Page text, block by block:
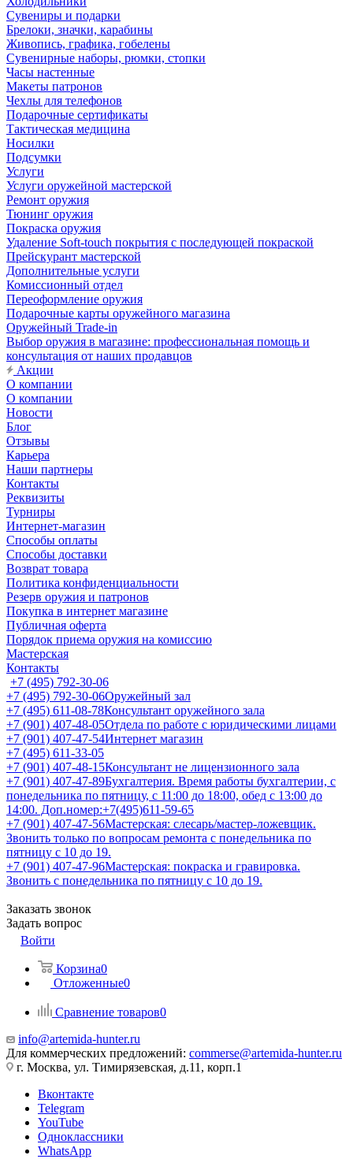
Сувениры и подарки
Брелоки, значки, карабины
Живопись, графика, гобелены
Сувенирные наборы, рюмки, стопки
Часы настенные
Макеты патронов
Чехлы для телефонов
Подарочные сертификаты
Тактическая медицина
Носилки
Подсумки
Услуги
Услуги оружейной мастерской
Ремонт оружия
Тюнинг оружия
Покраска оружия
Удаление Soft-touch покрытия с последующей покраской
Прейскурант мастерской
Дополнительные услуги
Комиссионный отдел
Переоформление оружия
Подарочные карты оружейного магазина
Оружейный Trade-in
Выбор оружия в магазине: профессиональная помощь и
консультация от наших продавцов
Акции
О компании
О компании
Новости
Блог
Отзывы
Карьера
Наши партнеры
Контакты
Реквизиты
Турниры
Интернет-магазин
Способы оплаты
Способы доставки
Возврат товара
Политика конфиденциальности
Резерв оружия и патронов
Покупка в интернет магазине
Публичная оферта
Порядок приема оружия на комиссию
Мастерская
Контакты
+7 (495) 792-30-06
+7 (495) 792-30-06Оружейный зал
+7 (495) 611-08-78Консультант оружейного зала
+7 (901) 407-48-05Отдела по работе с юридическими лицами
+7 (901) 407-47-54Интернет магазин
+7 (495) 611-33-05
+7 (901) 407-48-15Консультант не лицензионного зала
+7 (901) 407-47-89Бухгалтерия. Время работы бухгалтерии, с
понедельника по пятницу, с 11:00 до 18:00, обед с 13:00 до
14:00. Доп.номер:+7(495)611-59-65
+7 (901) 407-47-56Мастерская: слесарь/мастер-ложевщик.
Звонить только по вопросам ремонта с понедельника по
пятницу с 10 до 19.
+7 (901) 407-47-96Мастерская: покраска и гравировка.
Звонить с понедельника по пятницу с 10 до 19.
Заказать звонок
Задать вопрос
Войти
Корзина0
Отложенные0
Сравнение товаров0
info@artemida-hunter.ru
Для коммерческих предложений: commerse@artemida-hunter.ru
г. Москва, ул. Тимирязевская, д.11, корп.1
Вконтакте
Telegram
YouTube
Одноклассники
WhatsApp